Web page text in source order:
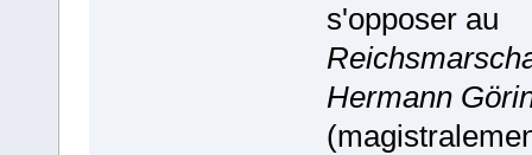
s'opposer au
Hermann